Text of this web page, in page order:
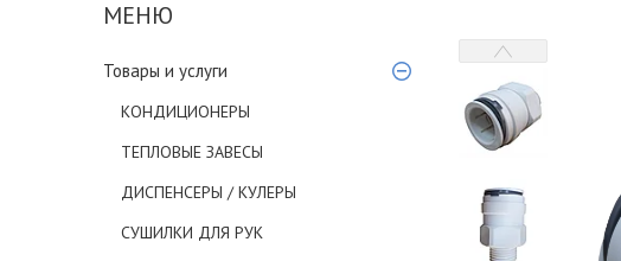
Товары и услуги
КОНДИЦИОНЕРЫ
ТЕПЛОВЫЕ ЗАВЕСЫ
ДИСПЕНСЕРЫ / КУЛЕРЫ
СУШИЛКИ ДЛЯ РУК